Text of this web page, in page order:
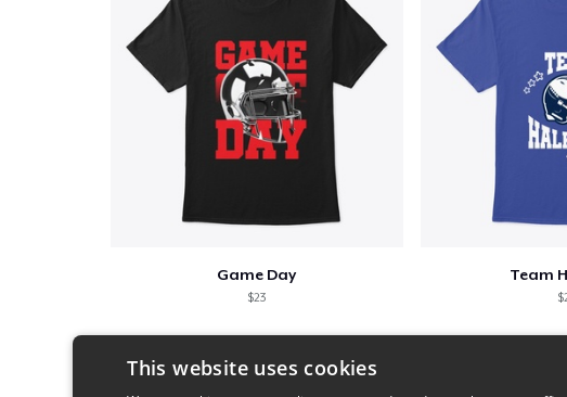
Game Day
$23
Team
This website uses cookies